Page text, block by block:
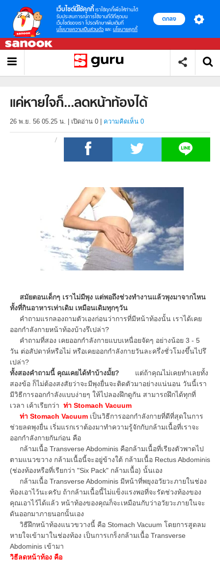
เว็บไซต์นี้ใช้คุกกี้ เราใช้คุกกี้เพื่อให้ท่านได้
รับประสบการณ์การใช้งานที่ดีที่สุดบน
เว็บไซต์ของเรา โปรดศึกษาเพิ่มเติมที่
นโยบายความเป็นส่วนตัว และ นโยบายคุกกี้
ตกลง
แค่หายใจก็...ลดหน้าท้องได้
26 พ.ย. 56 05.25 น. เปิดอ่าน 0 ความคิดเห็น 0
สมัยตอนเด็กๆ เราไม่มีพุง แต่พอถึงช่วงทำงานแล้วพุงมาจากไหน
ทั้งที่กินอาหารเท่าเดิม เหมือนเดิมทุกๆวัน
คำถามแรกลองถามตัวเองก่อนว่าการที่มีหน้าท้องนั้น เราได้เคย
ออกกำลังกายหน้าท้องบ้างรึเปล่า?
คำถามที่สอง เคยออกกำลังกายแบบเหนื่อยจัดๆ อย่างน้อย 3 - 5
วัน ต่อสัปดาห์หรือไม่ หรือเคยออกกำลังกายวันละครึ่งชั่วโมงขึ้นไปรึ
เปล่า?
ทั้งสองคำถามนี้ คุณเคยได้ทำบ้างมั้ย? แต่ถ้าคุณไม่เคยทำเลยทั้ง
สองข้อ ก็ไม่ต้องสงสัยว่าจะมีพุงยื่นจะติดตัวมาอย่างแน่นอน วันนี้เรา
มีวิธีการออกกำลังแบบง่ายๆ ให้ไปลองฝึกดูกัน สามารถฝึกได้ทุกที่
เวลา เค้าเรียกว่า ท่า Stomach Vacuum
ท่า Stomach Vacuum เป็นวิธีการออกกำลังกายที่ดีที่สุดในการ
ช่วยลดพุงยื่น เริ่มแรกเราต้องมาทำความรู้จักกับกล้ามเนื้อที่เราจะ
ออกกำลังกายกันก่อน คือ
กล้ามเนื้อ Transverse Abdominis คือกล้ามเนื้อที่เรียงตัวพาดไป
ตามแนวขวาง กล้ามเนื้อนี้จะอยู่ข้างใต้ กล้ามเนื้อ Rectus Abdominis
(ช่องท้องหรือที่เรียกว่า "Six Pack" กล้ามเนื้อ) นั้นเอง
กล้ามเนื้อ Transverse Abdominis มีหน้าที่พยุงอวัยวะภายในช่อง
ท้องเอาไว้นะครับ ถ้ากล้ามเนื้อนี้ไม่แข็งแรงพอที่จะรัดช่วงท้องของ
คุณเอาไว้ได้แล้ว หน้าท้องของคุณก็จะเหมือนกับว่าอวัยวะภายในจะ
ดันออกมาภายนอกนั้นเอง
วิธีฝึกหน้าท้องแนวขวางนี้ คือ Stomach Vacuum โดยการสูดลม
หายใจเข้ามาในช่องท้อง เป็นการเกร็งกล้ามเนื้อ Transverse
Abdominis เข้ามา
วิธีลดหน้าท้อง คือ